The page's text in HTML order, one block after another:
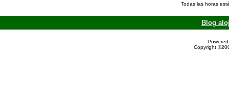
Todas las horas
Blog
Copyright